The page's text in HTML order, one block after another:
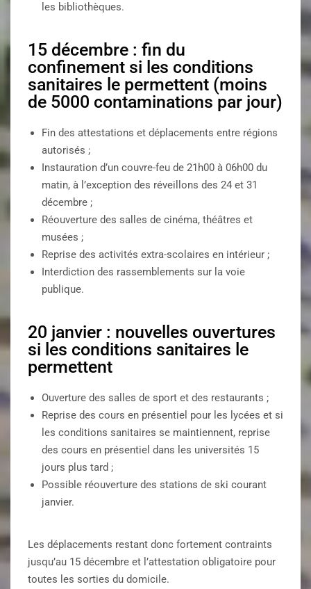
les bibliothèques.
15 décembre : fin du
confinement si les conditions
sanitaires le permettent (moins
de 5000 contaminations par jour)
Fin des attestations et déplacements entre régions
autorisés ;
Instauration d’un couvre-feu de 21h00 à 06h00 du
matin, à l’exception des réveillons des 24 et 31
décembre ;
Réouverture des salles de cinéma, théâtres et
musées ;
Reprise des activités extra-scolaires en intérieur ;
Interdiction des rassemblements sur la voie
publique.
20 janvier : nouvelles ouvertures
si les conditions sanitaires le
permettent
Ouverture des salles de sport et des restaurants ;
Reprise des cours en présentiel pour les lycées et si
les conditions sanitaires se maintiennent, reprise
des cours en présentiel dans les universités 15
jours plus tard ;
Possible réouverture des stations de ski courant
janvier.
Les déplacements restant donc fortement contraints
jusqu’au 15 décembre et l’attestation obligatoire pour
toutes les sorties du domicile.